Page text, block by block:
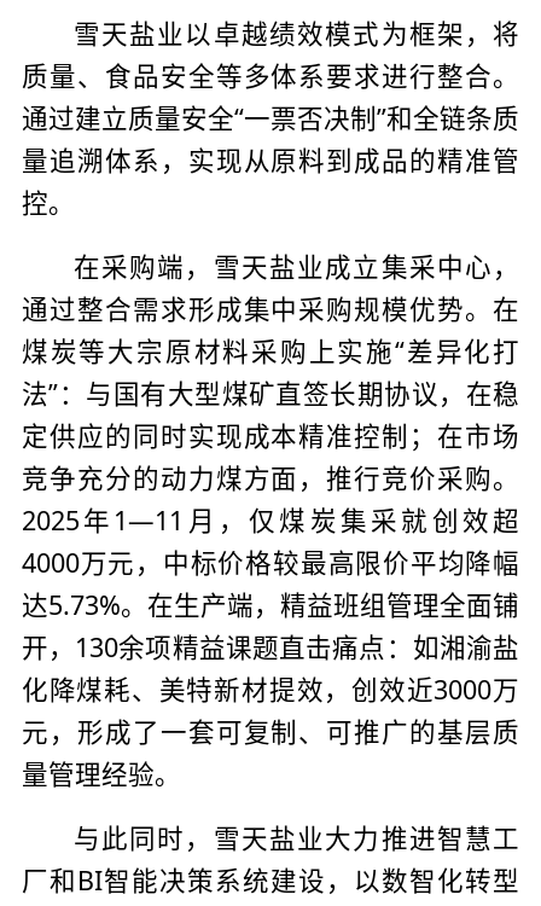
雪天盐业以卓越绩效模式为框架，将
质量、食品安全等多体系要求进行整合。
通过建立质量安全“一票否决制”和全链条质
量追溯体系，实现从原料到成品的精准管
控。
在采购端，雪天盐业成立集采中心，
通过整合需求形成集中采购规模优势。在
煤炭等大宗原材料采购上实施“差异化打
法”：与国有大型煤矿直签长期协议，在稳
定供应的同时实现成本精准控制；在市场
竞争充分的动力煤方面，推行竞价采购。
2025年1—11月，仅煤炭集采就创效超
4000万元，中标价格较最高限价平均降幅
达5.73%。在生产端，精益班组管理全面铺
开，130余项精益课题直击痛点：如湘渝盐
化降煤耗、美特新材提效，创效近3000万
元，形成了一套可复制、可推广的基层质
量管理经验。
与此同时，雪天盐业大力推进智慧工
厂和BI智能决策系统建设，以数智化转型